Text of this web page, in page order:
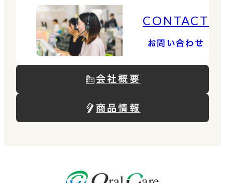
CONTACT
お問い合わせ
会社概要
商品情報